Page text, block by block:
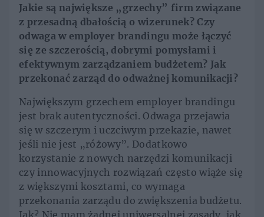
Jakie są największe „grzechy” firm związane
z przesadną dbałością o wizerunek? Czy
odwaga w employer brandingu może łączyć
się ze szczerością, dobrymi pomysłami i
efektywnym zarządzaniem budżetem? Jak
przekonać zarząd do odważnej komunikacji?
Największym grzechem employer brandingu
jest brak autentyczności. Odwaga przejawia
się w szczerym i uczciwym przekazie, nawet
jeśli nie jest „różowy”. Dodatkowo
korzystanie z nowych narzędzi komunikacji
czy innowacyjnych rozwiązań często wiąże się
z większymi kosztami, co wymaga
przekonania zarządu do zwiększenia budżetu.